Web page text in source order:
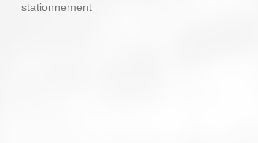
stationnement